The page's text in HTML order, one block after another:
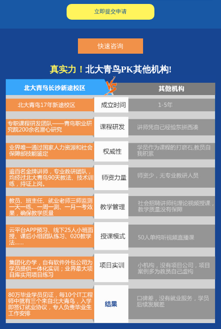
快速咨询
真实力！ 北大青鸟PK其他机构!